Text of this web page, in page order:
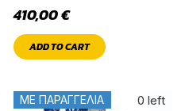
410,00€
ADD TO CART
ΜΕ ΠΑΡΑΓΓΕΛΙΑ
0 left